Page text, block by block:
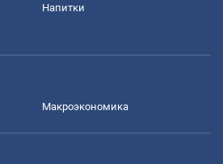
Напитки
Mакроэкономика